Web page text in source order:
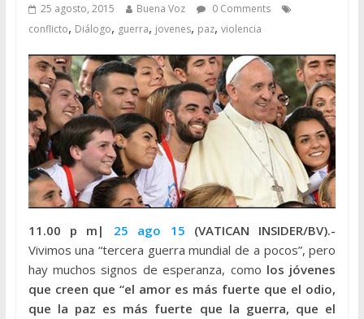
25 agosto, 2015 Buena Voz
0 Comments
conflicto, Diálogo, guerra, jovenes, paz, violencia
11.00 p m| 25 ago 15 (VATICAN INSIDER/BV).-
Vivimos una “tercera guerra mundial de a pocos”, pero
hay muchos signos de esperanza, como los jóvenes
que creen que “el amor es más fuerte que el odio,
que la paz es más fuerte que la guerra, que el